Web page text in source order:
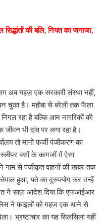
की बलि, नियत का जनाजा,
अब महज़ एक सरकारी संस्था नहीं,
बन चुका है। महोबा से बरेली तक फैला
रहा है बल्कि आम नागरिकों की
भी दांव पर लगा रहा है।
तो मानो फर्जी पंजीकरण का
बसों के कागजों में ऐसा
नाम से पंजीकृत वाहनों की खबर तक
हुआ, पते का दुरुपयोग कर उन्हें
ने साफ़ आदेश दिया कि एफआईआर
ने फाइलों को महज एक थाने से
भ्रष्टाचार का यह सिलसिला यहीं